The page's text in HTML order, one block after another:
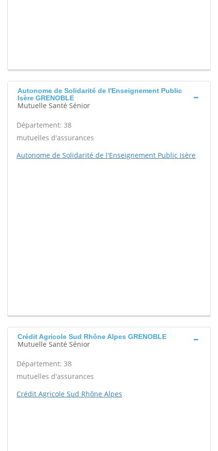
Autonome de Solidarité de l'Enseignement Public
Isère GRENOBLE
Mutuelle Santé Sénior
Département: 38
mutuelles d'assurances
Autonome de Solidarité de l'Enseignement Public Isère
Crédit Agricole Sud Rhône Alpes GRENOBLE
Mutuelle Santé Sénior
Département: 38
mutuelles d'assurances
Crédit Agricole Sud Rhône Alpes